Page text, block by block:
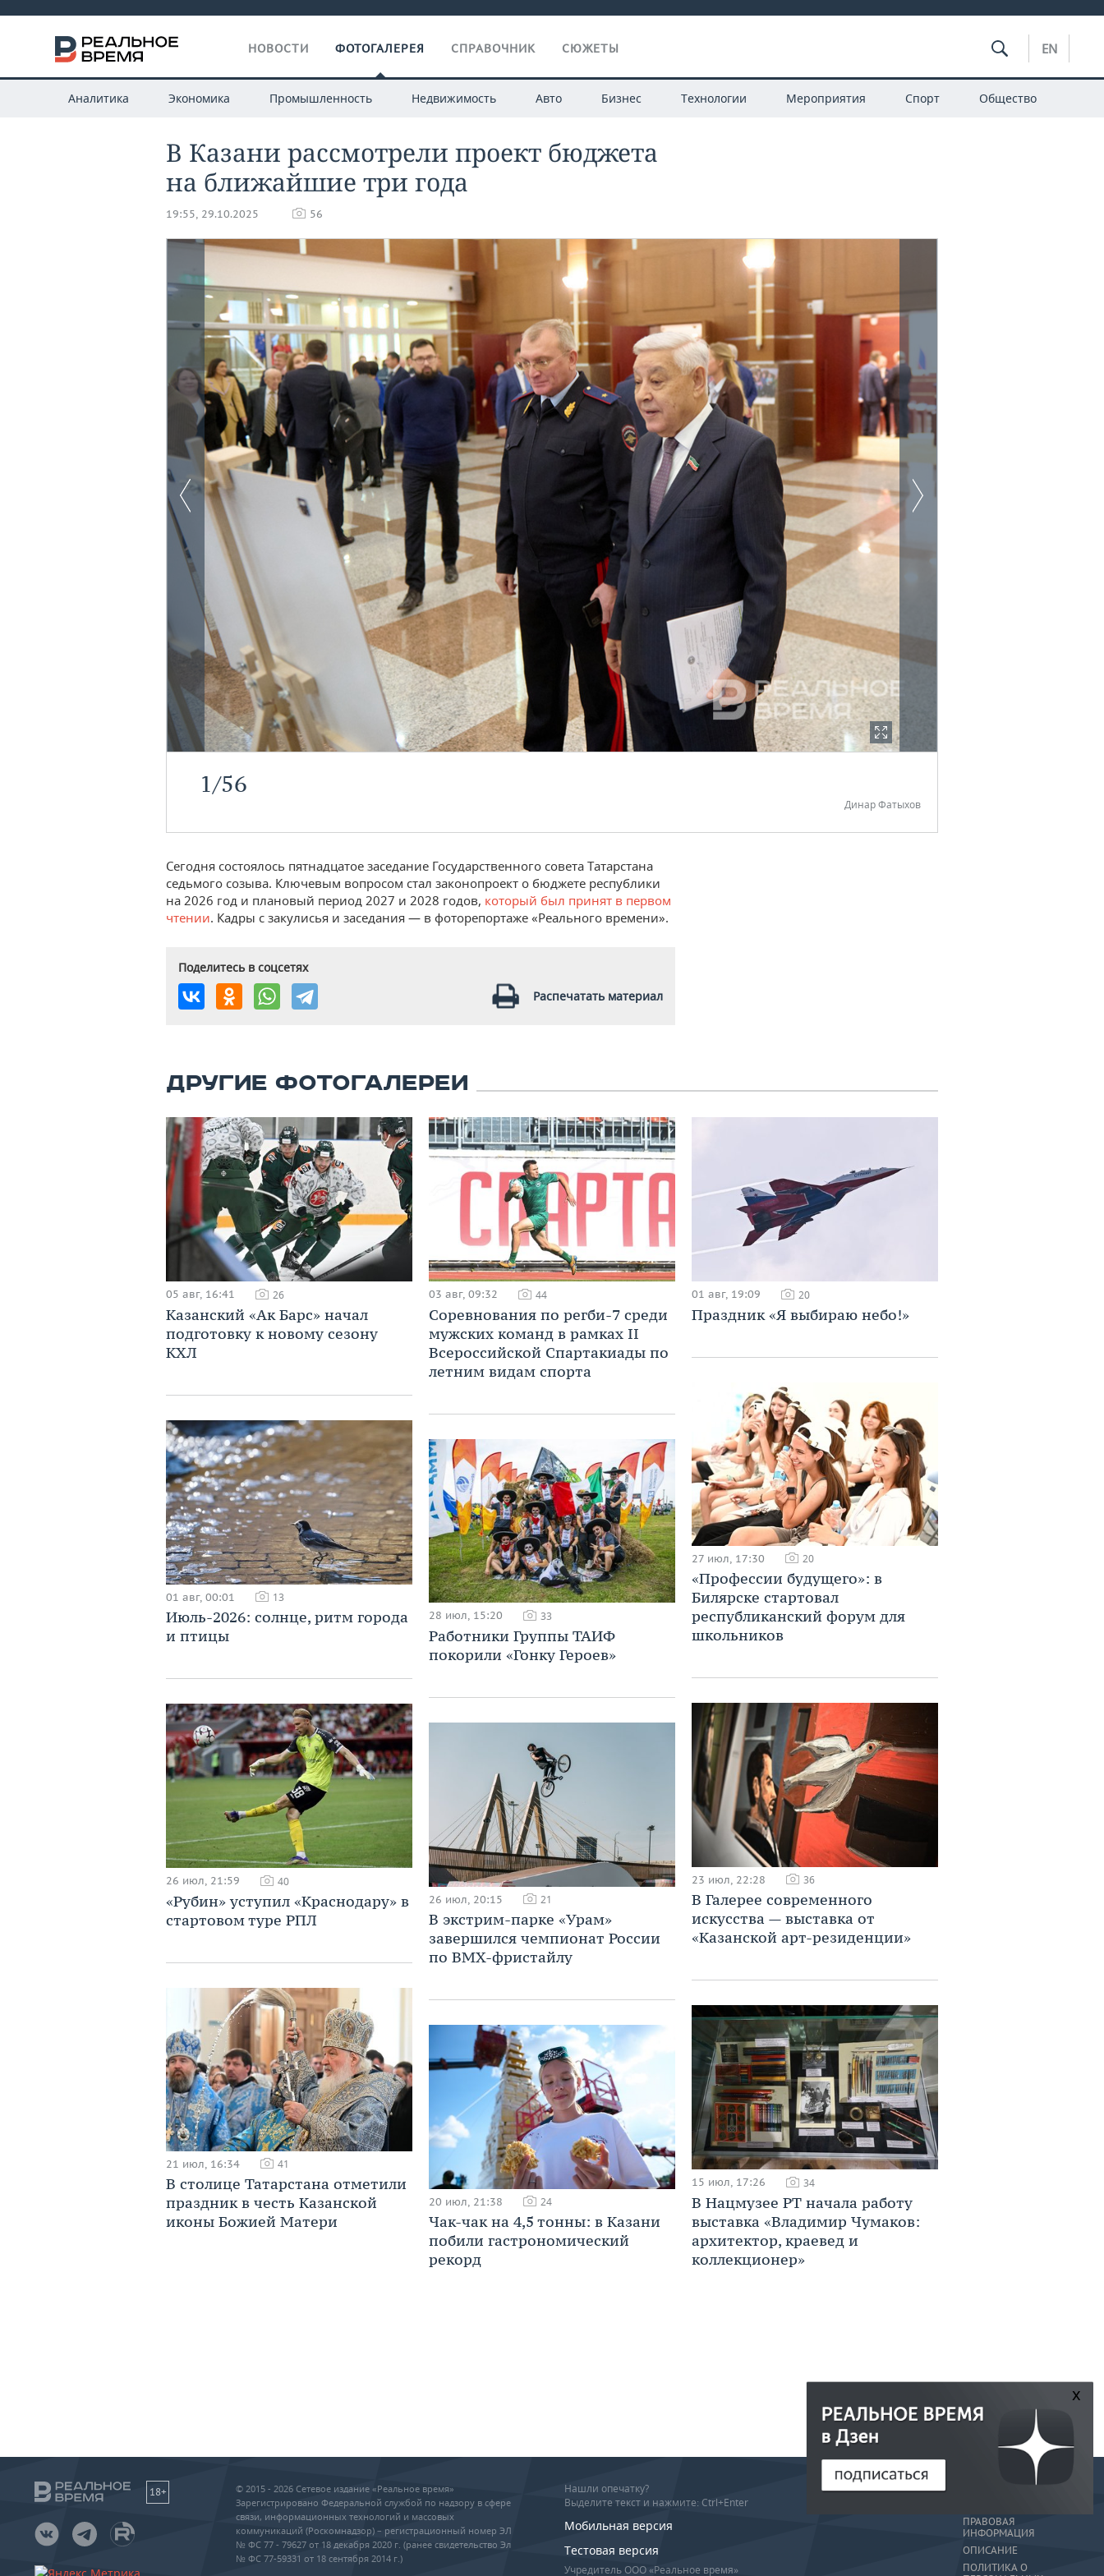
НОВОСТИ ФОТОГАЛЕРЕЯ СПРАВОЧНИК СЮЖЕТЫ EN
Аналитика Экономика Промышленность Недвижимость Авто Бизнес Технологии Мероприятия Спорт Общество
В Казани рассмотрели проект бюджета
на ближайшие три года
19:55, 29.10.2025 56
1/56
Динар Фатыхов
Сегодня состоялось пятнадцатое заседание Государственного совета Татарстана
седьмого созыва. Ключевым вопросом стал законопроект о бюджете республики
на 2026 год и плановый период 2027 и 2028 годов, который был принят в первом
чтении. Кадры с закулисья и заседания — в фоторепортаже «Реального времени».
Поделитесь в соцсетях
Распечатать материал
ДРУГИЕ ФОТОГАЛЕРЕИ
05 авг, 16:41 26
Казанский «Ак Барс» начал
подготовку к новому сезону
КХЛ
01 авг, 00:01 13
Июль-2026: солнце, ритм города
и птицы
26 июл, 21:59 40
«Рубин» уступил «Краснодару» в
стартовом туре РПЛ
21 июл, 16:34 41
В столице Татарстана отметили
праздник в честь Казанской
иконы Божией Матери
03 авг, 09:32 44
Соревнования по регби-7 среди
мужских команд в рамках II
Всероссийской Спартакиады по
летним видам спорта
28 июл, 15:20 33
Работники Группы ТАИФ
покорили «Гонку Героев»
26 июл, 20:15 21
В экстрим-парке «Урам»
завершился чемпионат России
по BMX-фристайлу
20 июл, 21:38 24
Чак-чак на 4,5 тонны: в Казани
побили гастрономический
рекорд
01 авг, 19:09 20
Праздник «Я выбираю небо!»
27 июл, 17:30 20
«Профессии будущего»: в
Билярске стартовал
республиканский форум для
школьников
23 июл, 22:28 36
В Галерее современного
искусства — выставка от
«Казанской арт-резиденции»
15 июл, 17:26 34
В Нацмузее РТ начала работу
выставка «Владимир Чумаков:
архитектор, краевед и
коллекционер»
18+
© 2015 - 2026 Сетевое издание «Реальное время»
Зарегистрировано Федеральной службой по надзору в сфере
связи, информационных технологий и массовых
коммуникаций (Роскомнадзор) – регистрационный номер ЭЛ
№ ФС 77 - 79627 от 18 декабря 2020 г. (ранее свидетельство Эл
№ ФС 77-59331 от 18 сентября 2014 г.)
Нашли опечатку?
Выделите текст и нажмите: Ctrl+Enter
Мобильная версия
Тестовая версия
Учредитель ООО «Реальное время»
ПРАВОВАЯ
ИНФОРМАЦИЯ
ОПИСАНИЕ
ПОЛИТИКА О
x